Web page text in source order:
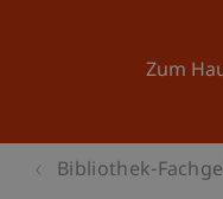
Zum
Bibliothek-